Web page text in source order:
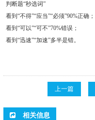
判断题“秒选词”
看到“不得”“应当”“必须”90%正确；
看到“可以”“可不”70%错误；
看到“迅速”“加速”多半是错。
上一篇
相关信息